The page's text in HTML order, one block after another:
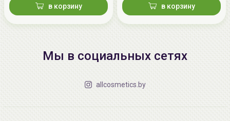
в корзину в корзину
Мы в социальных сетях
allcosmetics.by